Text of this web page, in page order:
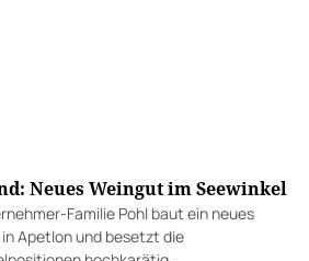
Neues Weingut im Seewinkel
Familie Pohl baut ein neues
Apetlon und besetzt die